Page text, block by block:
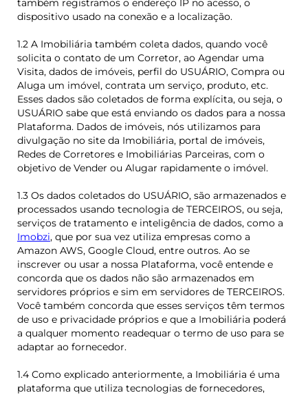
também registramos o endereço IP no acesso, o
dispositivo usado na conexão e a localização.
1.2 A Imobiliária também coleta dados, quando você
solicita o contato de um Corretor, ao Agendar uma
Visita, dados de imóveis, perfil do USUÁRIO, Compra ou
Aluga um imóvel, contrata um serviço, produto, etc.
Esses dados são coletados de forma explícita, ou seja, o
USUÁRIO sabe que está enviando os dados para a nossa
Plataforma. Dados de imóveis, nós utilizamos para
divulgação no site da Imobiliária, portal de imóveis,
Redes de Corretores e Imobiliárias Parceiras, com o
objetivo de Vender ou Alugar rapidamente o imóvel.
1.3 Os dados coletados do USUÁRIO, são armazenados e
processados usando tecnologia de TERCEIROS, ou seja,
serviços de tratamento e inteligência de dados, como a
Imobzi, que por sua vez utiliza empresas como a
Amazon AWS, Google Cloud, entre outros. Ao se
inscrever ou usar a nossa Plataforma, você entende e
concorda que os dados não são armazenados em
servidores próprios e sim em servidores de TERCEIROS.
Você também concorda que esses serviços têm termos
de uso e privacidade próprios e que a Imobiliária poderá
a qualquer momento readequar o termo de uso para se
adaptar ao fornecedor.
1.4 Como explicado anteriormente, a Imobiliária é uma
plataforma que utiliza tecnologias de fornecedores,